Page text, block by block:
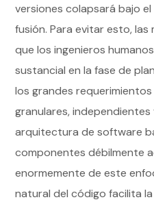
versiones colapsará bajo
fusión. Para evitar esto,
que los ingenieros
sustancial en la fase de
los grandes
granulares, independientes
arquitectura de software
componentes débilmente
enormemente de este
natural del código facilita